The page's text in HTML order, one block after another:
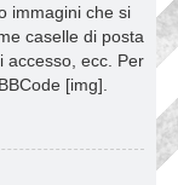
immagini che si
caselle di posta
accesso, ecc. Per
[img].